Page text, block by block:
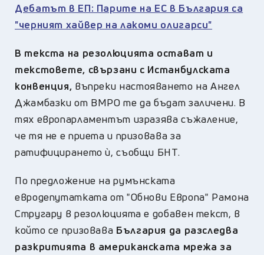
Дебатът в ЕП: Парите на ЕС в България са
"черният хайвер на лакоми олигарси"
В текста на резолюцията остават и
текстовете, свързани с Истанбулската
конвенция, въпреки настояването на Ангел
Джамбазки от ВМРО те да бъдат заличени. В
тях европарламентът изразява съжаление,
че тя не е приета и призовава за
ратифицирането ѝ, съобщи БНТ.
По предложение на румънската
евродепутатката от "Обнови Европа" Рамона
Стругару в резолюцията е добавен текст, в
който се призовава България да разследва
разкритията в американската мрежа за